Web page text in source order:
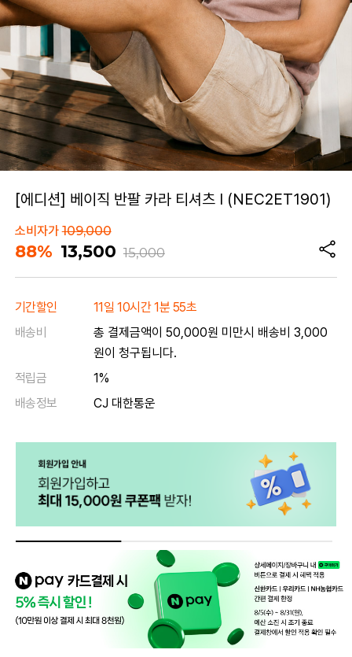
[에디션] 베이직 반팔 카라 티셔츠 I (NEC2ET1901)
소비자가109,000
88% 13,500 15,000
기간할인
11일 10시간 1분 55초
배송비
총 결제금액이 50,000원 미만시 배송비 3,000
원이 청구됩니다.
적립금
1%
배송정보
CJ 대한통운